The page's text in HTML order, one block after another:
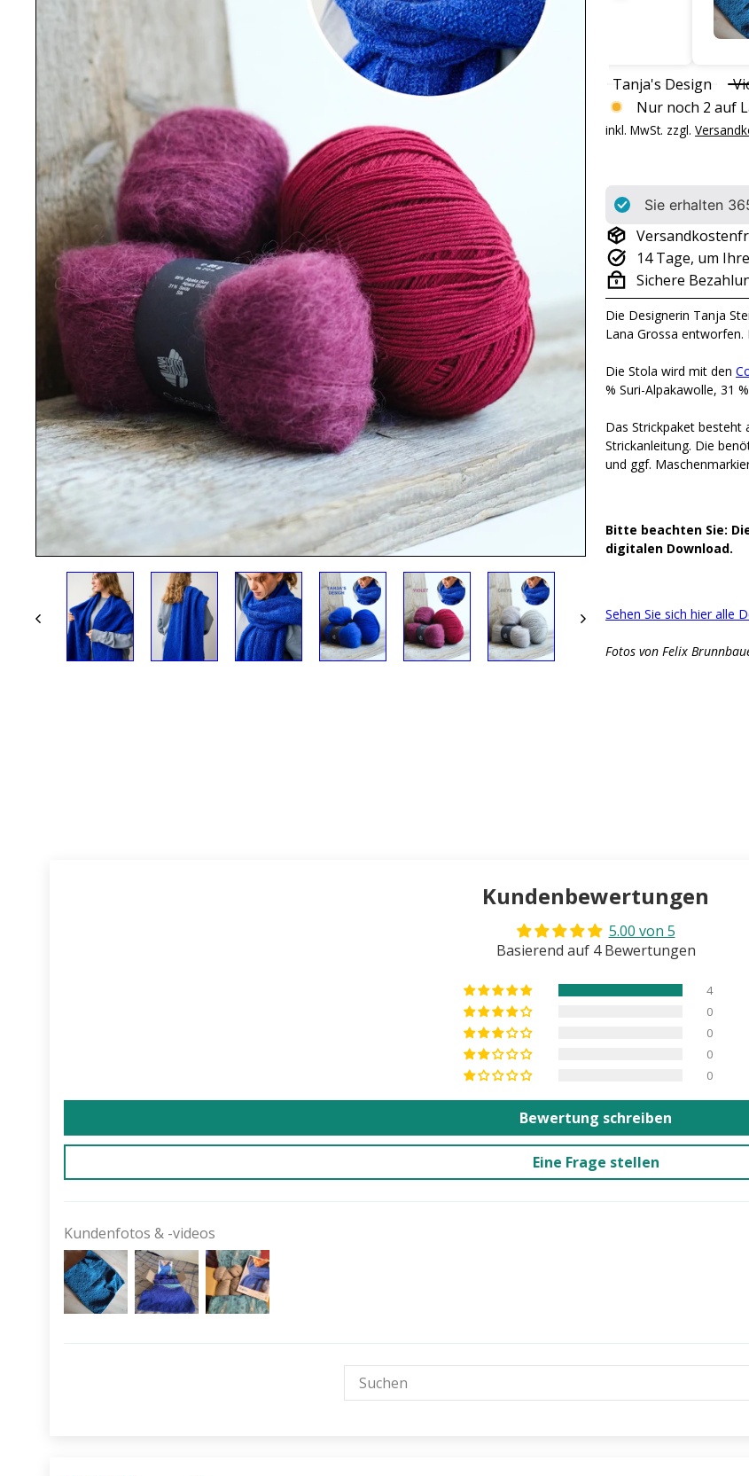
Die Wolle ist sehr schön. Tolle Farbe! Sie läßt sich gut verarbeiten.
Bewertung für: Strickpaket Tala Stola - Tanja Steinbach (Tanja's Design)
mich
Color
Tanja's Design
Nur noch 2 auf
inkl. MwSt. zzgl.
Sie erhalten
14 Tage, um
Sichere
Die Designerin Tanja
Lana Grossa
Die Stola wird mit den
% Suri-Alpakawolle, 31
Das Strickpaket besteht
Strickanleitung. Die
und ggf.
Bitte beachten Sie:
digitalen Download.
Sehen Sie sich hier alle
Fotos von Felix
Kundenbewertungen
5.00 von 5
Basierend auf 4 Bewertungen
4
0
0
0
0
Bewertung schreiben
Eine Frage stellen
Kundenfotos & -videos